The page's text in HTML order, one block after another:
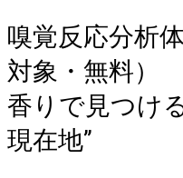
嗅覚反応分析
対象・無料）
香りで見つけ
現在地”